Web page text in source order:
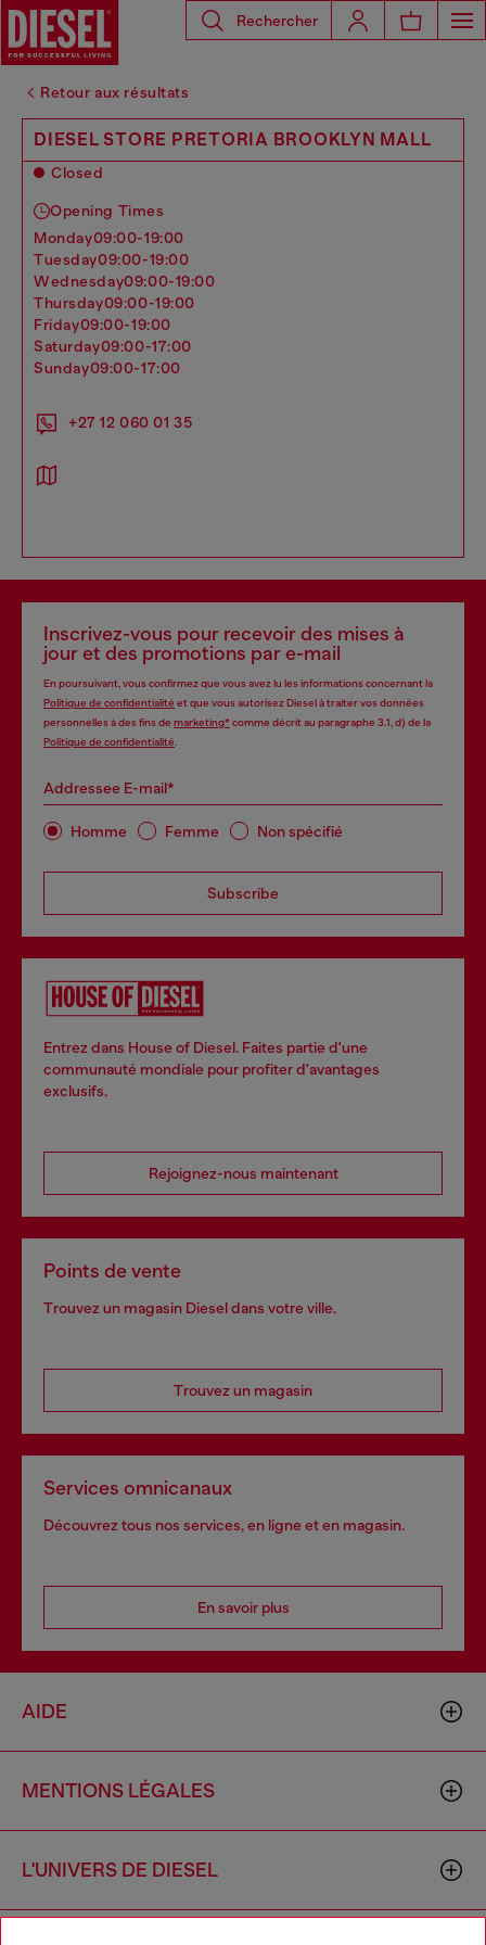
Rechercher
Retour aux résultats
DIESEL STORE PRETORIA BROOKLYN MALL
Closed
Opening Times
monday09:00-19:00
tuesday09:00-19:00
wednesday09:00-19:00
thursday09:00-19:00
friday09:00-19:00
saturday09:00-17:00
sunday09:00-17:00
+27 12 060 01 35
Inscrivez-vous pour recevoir des mises à
jour et des promotions par e-mail
En poursuivant, vous confirmez que vous avez lu les informations concernant la
Politique de confidentialité et que vous autorisez Diesel à traiter vos données
personnelles à des fins de marketing*comme décrit au paragraphe 3.1, d) de la
Politique de confidentialité
Addressee E-mail*
Homme Femme Non spécifié
Subscribe
Entrez dans House of Diesel. Faites partie d'une
communauté mondiale pour profiter d'avantages
exclusifs.
Rejoignez-nous maintenant
Points de vente
Trouvez un magasin Diesel dans votre ville.
Trouvez un magasin
Services omnicanaux
Découvrez tous nos services, en ligne et en magasin.
En savoir plus
AIDE
MENTIONS LÉGALES
L'UNIVERS DE DIESEL